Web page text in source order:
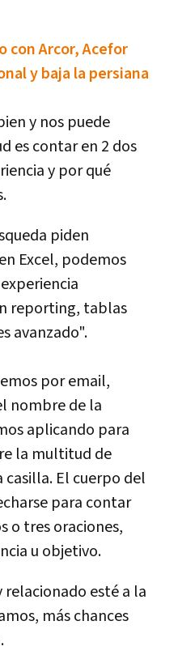
con Arcor, Acefor
y baja la persiana
y nos puede
es contar en 2 dos
y por qué
piden
Excel, podemos
reporting, tablas
avanzado".
por email,
nombre de la
aplicando para
la multitud de
casilla. El cuerpo del
para contar
o tres oraciones,
u objetivo.
relacionado esté a la
más chances